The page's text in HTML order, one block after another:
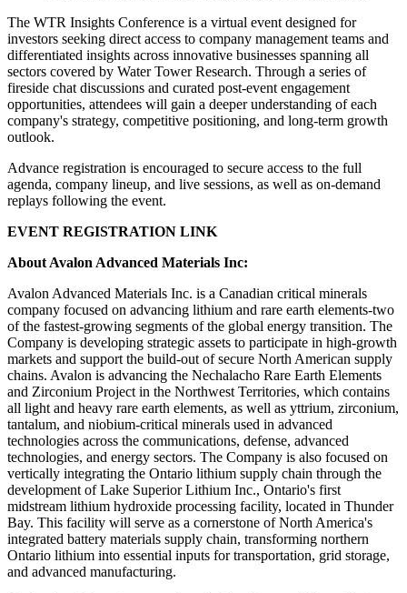
The WTR Insights Conference is a virtual event designed for
investors seeking direct access to company management teams and
differentiated insights across innovative businesses spanning all
sectors covered by Water Tower Research. Through a series of
fireside chat discussions and curated post-event engagement
opportunities, attendees will gain a deeper understanding of each
company's strategy, competitive positioning, and long-term growth
outlook.
Advance registration is encouraged to secure access to the full
agenda, company lineup, and live sessions, as well as on-demand
replays following the event.
EVENT REGISTRATION LINK
About Avalon Advanced Materials Inc:
Avalon Advanced Materials Inc. is a Canadian critical minerals
company focused on advancing lithium and rare earth elements-two
of the fastest-growing segments of the global energy transition. The
Company is developing strategic assets to participate in high-growth
markets and support the build-out of secure North American supply
chains. Avalon is advancing the Nechalacho Rare Earth Elements
and Zirconium Project in the Northwest Territories, which contains
all light and heavy rare earth elements, as well as yttrium, zirconium,
tantalum, and niobium-critical minerals used in advanced
technologies across the communications, defense, advanced
technologies, and energy sectors. The Company is also focused on
vertically integrating the Ontario lithium supply chain through the
development of Lake Superior Lithium Inc., Ontario's first
midstream lithium hydroxide processing facility, located in Thunder
Bay. This facility will serve as a cornerstone of North America's
integrated battery materials supply chain, transforming northern
Ontario lithium into essential inputs for transportation, grid storage,
and advanced manufacturing.